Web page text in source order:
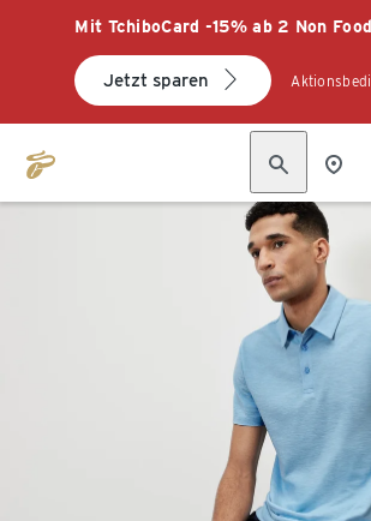
Mit TchiboCard -15% ab 2 Non
Jetzt sparen